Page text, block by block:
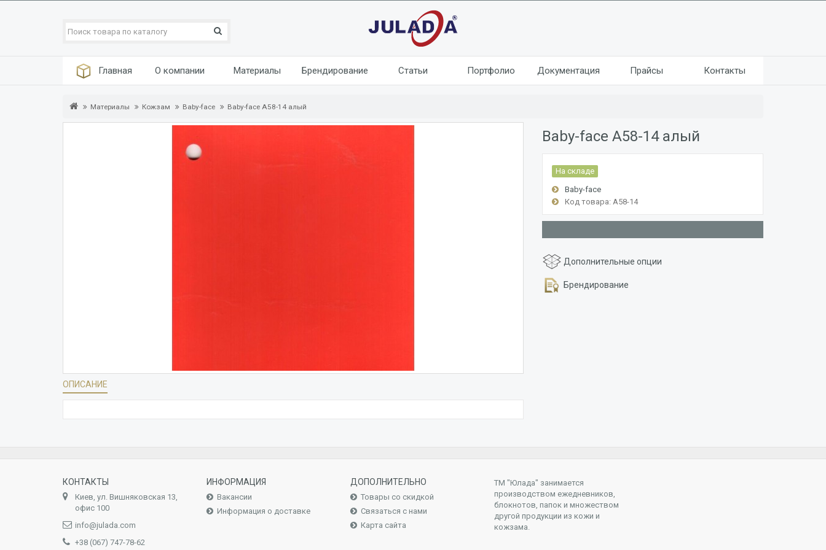
Главная О компании Материалы Брендирование Статьи Портфолио Документация Прайсы Контакты
Материалы Кожзам Baby-face Baby-face A58-14 алый
ОПИСАНИЕ
Baby-face A58-14 алый
На складе
Baby-face
Код товара: А58-14
Дополнительные опции
Брендирование
КОНТАКТЫ
Киев, ул. Вишняковская 13,
офис 100
info@julada.com
+38 (067) 747-78-62
ИНФОРМАЦИЯ
Вакансии
Информация о доставке
ДОПОЛНИТЕЛЬНО
Товары со скидкой
Связаться с нами
Карта сайта
ТМ "Юлада" занимается
производством ежедневников,
блокнотов, папок и множеством
другой продукции из кожи и
кожзама.